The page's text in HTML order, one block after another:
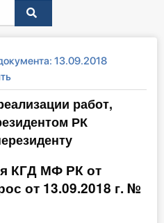
13.09.2018
работ,
РК
КГД МФ РК от
от 13.09.2018 г. №